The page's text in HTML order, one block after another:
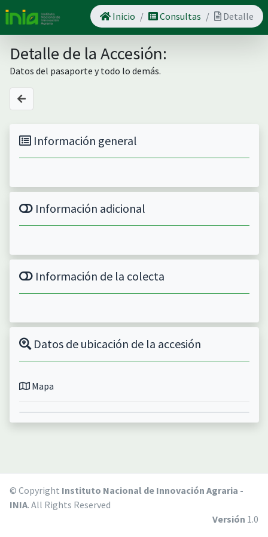
Inicio Consultas Detalle
Detalle de la Accesión:
Datos del pasaporte y todo lo demás.
Información general
Información adicional
Información de la colecta
Datos de ubicación de la accesión
Mapa
© Copyright Instituto Nacional de Innovación Agraria -
INIA. All Rights Reserved
Versión 1.0